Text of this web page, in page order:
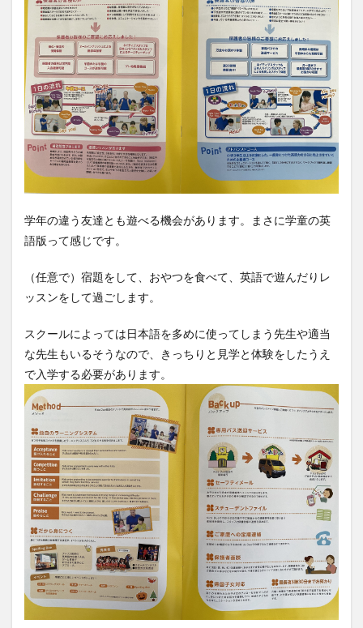
学年の違う友達とも遊べる機会があります。まさに学童の英
語版って感じです。
（任意で）宿題をして、おやつを食べて、英語で遊んだりレ
ッスンをして過ごします。
スクールによっては日本語を多めに使ってしまう先生や適当
な先生もいるそうなので、きっちりと見学と体験をしたうえ
で入学する必要があります。